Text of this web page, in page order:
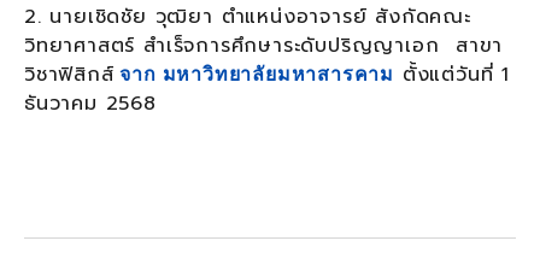
2. นายเชิดชัย วุฒิยา ตำแหน่งอาจารย์ สังกัดคณะ
วิทยาศาสตร์ สำเร็จการศึกษาระดับปริญญาเอก สาขา
วิชาฟิสิกส์ จาก มหาวิทยาลัยมหาสารคาม ตั้งแต่วันที่ 1
ธันวาคม 2568